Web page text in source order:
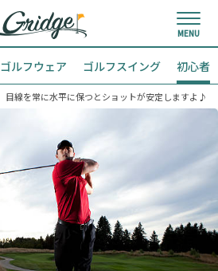
ゴルフウェア ゴルフスイング 初心者
目線を常に水平に保つとショットが安定しますよ♪